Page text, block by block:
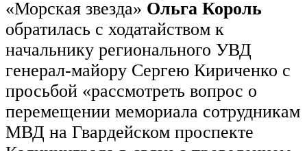
«Морская звезда» Ольга Король
обратилась с ходатайством к
начальнику регионального УВД
генерал-майору Сергею Кириченко с
просьбой «рассмотреть вопрос о
перемещении мемориала сотрудникам
МВД на Гвардейском проспекте